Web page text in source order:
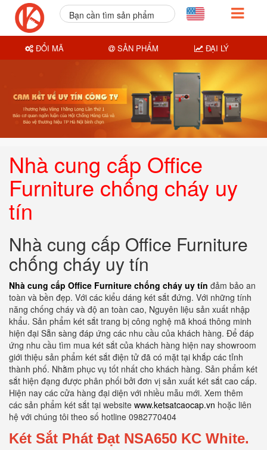
Nhà cung cấp Office
Furniture chống cháy uy
tín
Nhà cung cấp Office Furniture
chống cháy uy tín
Nhà cung cấp Office Furniture chống cháy uy tín đảm bảo an
toàn và bền đẹp. Với các kiểu dáng két sắt đứng. Với những tính
năng chống cháy và độ an toàn cao, Nguyên liệu sản xuất nhập
khẩu. Sản phẩm két sắt trang bị công nghệ mã khoá thông minh
hiện đại Sẵn sàng đáp ứng các nhu cầu của khách hàng. Để đáp
ứng nhu cầu tìm mua két sắt của khách hàng hiện nay showroom
giới thiệu sản phẩm két sắt điện tử đã có mặt tại khắp các tỉnh
thành phố. Nhằm phục vụ tốt nhất cho khách hàng. Sản phẩm két
sắt hiện đạng được phân phối bởi đơn vị sản xuất két sắt cao cấp.
Hiện nay các cửa hàng đại diện với nhiều mẫu mới. Xem thêm
các sản phẩm két sắt tại website www.ketsatcaocap.vn hoặc liên
hệ với chúng tôi theo số hotline 0982770404
Két Sắt Phát Đạt NSA650 KC White.
Bạn cần tìm sản phẩm
ĐỔI MÃ SẢN PHẨM ĐẠI LÝ